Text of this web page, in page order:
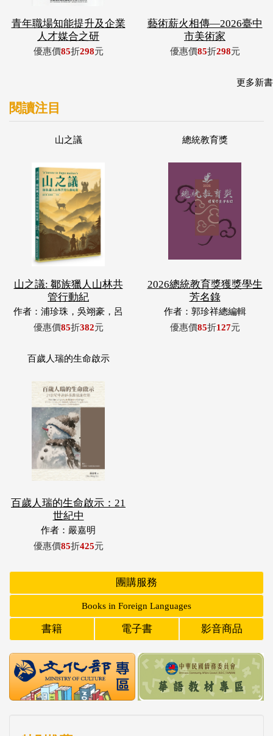
青年職場知能提升及企業
人才媒合之研
優惠價85折298元
藝術薪火相傳—2026臺中
市美術家
優惠價85折298元
更多新書
閱讀注目
山之議
山之議: 鄒族獵人山林共
管行動紀
作者：浦珍珠，吳翊豪，呂
翊齊，張惠東，許玉青，王
優惠價85折382元
總統教育獎
2026總統教育獎獲獎學生
芳名錄
作者：郭珍祥總編輯
優惠價85折127元
百歲人瑞的生命啟示
百歲人瑞的生命啟示：21
世紀中
作者：嚴嘉明
優惠價85折425元
團購服務
Books in Foreign Languages
書籍 電子書 影音商品